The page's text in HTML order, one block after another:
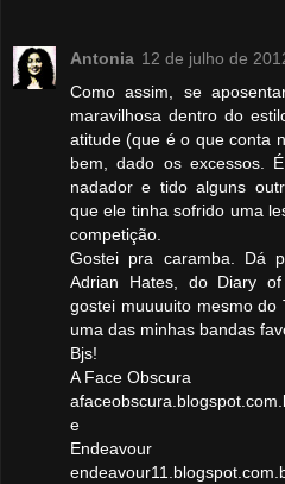
Antonia 12 de julho de
Como assim, se
maravilhosa dentro do
atitude (que é o que conta
bem, dado os excessos.
nadador e tido alguns
que ele tinha sofrido uma
competição.
Gostei pra caramba. Dá
Adrian Hates, do Diary
gostei muuuuito mesmo do
uma das minhas bandas
Bjs!
A Face Obscura
e
Endeavour